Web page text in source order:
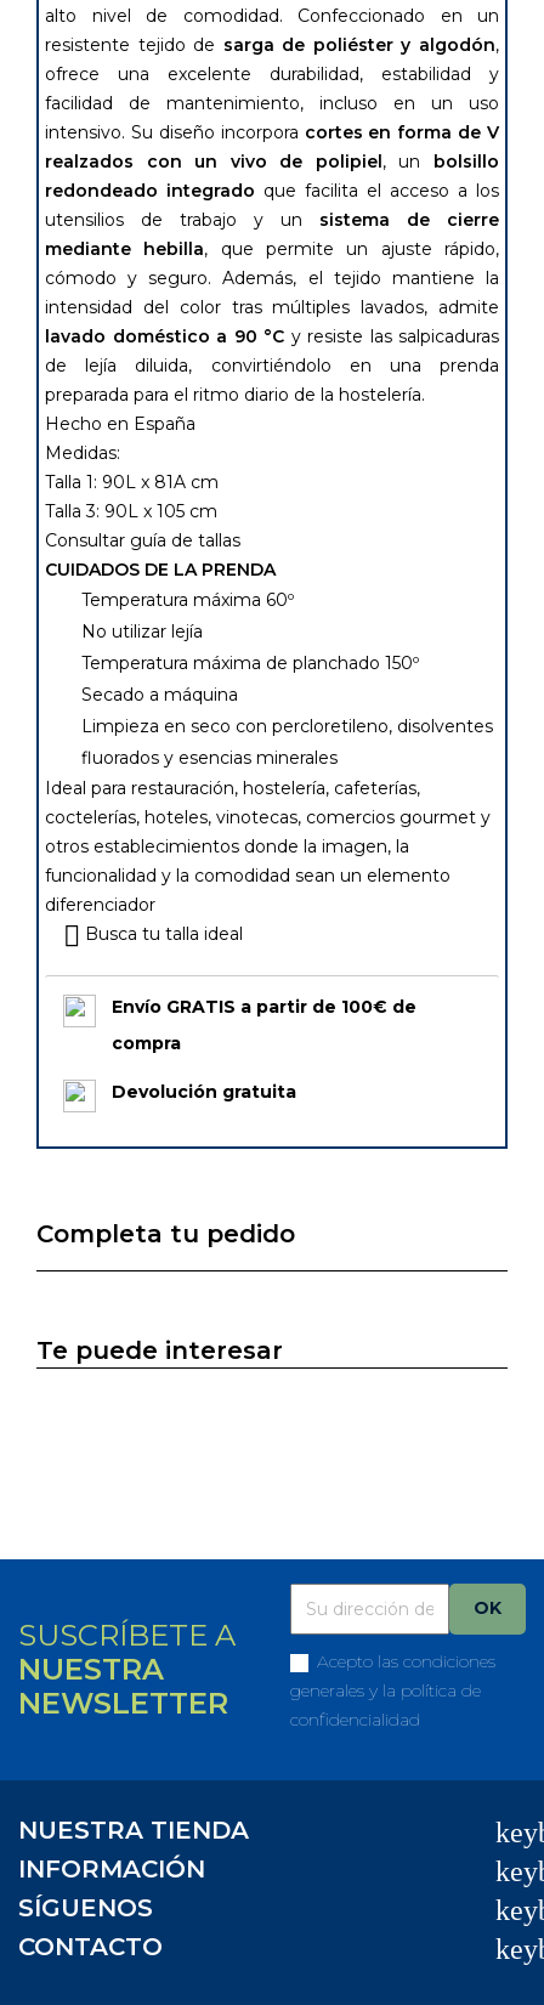
alto nivel de comodidad. Confeccionado en un
resistente tejido de sarga de poliéster y algodón,
ofrece una excelente durabilidad, estabilidad y
facilidad de mantenimiento, incluso en un uso
intensivo. Su diseño incorpora cortes en forma de V
realzados con un vivo de polipiel , un
bolsillo
redondeado integrado que facilita el acceso a los
utensilios de trabajo y un sistema de cierre
mediante hebilla, que permite un ajuste rápido,
cómodo y seguro. Además, el tejido mantiene la
intensidad del color tras múltiples lavados, admite
lavado doméstico a 90 °C y resiste las salpicaduras
de lejía diluida, convirtiéndolo en una prenda
preparada para el ritmo diario de la hostelería.
Hecho en España
Medidas:
Talla 1: 90L x 81A cm
Talla 3: 90L x 105 cm
Consultar guía de tallas
CUIDADOS DE LA PRENDA
Temperatura máxima 60º
No utilizar lejía
Temperatura máxima de planchado 150º
Secado a máquina
Limpieza en seco con percloretileno, disolventes
fluorados y esencias minerales
Ideal para restauración, hostelería, cafeterías,
coctelerías, hoteles, vinotecas, comercios gourmet y
otros establecimientos donde la imagen, la
funcionalidad y la comodidad sean un elemento
diferenciador
Busca tu talla ideal
Envío GRATIS a partir de 100€ de
compra
Devolución gratuita
Completa tu pedido
Te puede interesar
SUSCRÍBETE A
NUESTRA
NEWSLETTER
Acepto las condiciones
generales y la política de
confidencialidad
NUESTRA TIENDA
INFORMACIÓN
SÍGUENOS
CONTACTO